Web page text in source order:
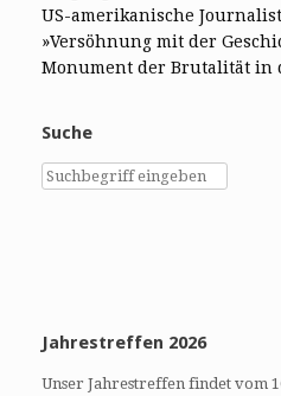
US-amerikanische
»Versöhnung mit der
Monument der Brutalität in
Suche
Jahrestreffen 2026
Unser Jahrestreffen findet vom